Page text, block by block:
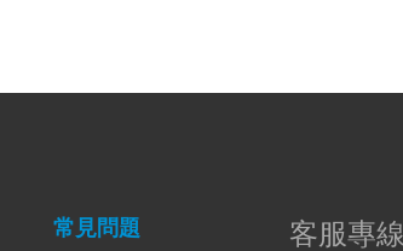
客服專線
常見問題